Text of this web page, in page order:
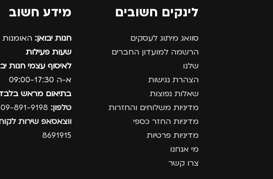
לינקים חשובים
סוואג מיתוג לעסקים
הרשמה למועדון החברים
שלנו
הצהרת נגישות
שאלות נפוצות
מדיניות משלוחים והחזרות
מדיניות החזר כספי
מדיניות פרטיות
מי אנחנו
צרו קשר
מידע חשוב
חנות יבואן: האומנות 12, נתניה.
שעות פעילות
לאיסוף עצמי חנות
א-ה 09:00-17:30
בתיאום מראש
טלפון:
ווצאסאפ שירות
8691915